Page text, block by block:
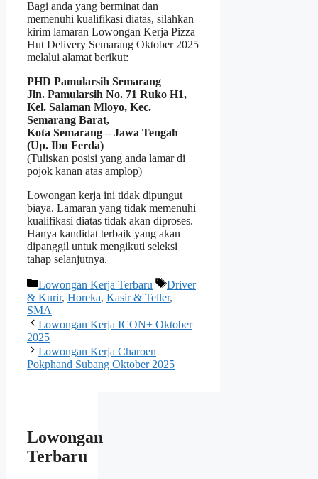
Bagi anda yang berminat dan
memenuhi kualifikasi diatas, silahkan
kirim lamaran Lowongan Kerja Pizza
Hut Delivery Semarang Oktober 2025
melalui alamat berikut:
PHD Pamularsih Semarang
Jln. Pamularsih No. 71 Ruko H1,
Kel. Salaman Mloyo, Kec.
Semarang Barat,
Kota Semarang – Jawa Tengah
(Up. Ibu Ferda)
(Tuliskan posisi yang anda lamar di
pojok kanan atas amplop)
Lowongan kerja ini tidak dipungut
biaya. Lamaran yang tidak memenuhi
kualifikasi diatas tidak akan diproses.
Hanya kandidat terbaik yang akan
dipanggil untuk mengikuti seleksi
tahap selanjutnya.
Kategori
Lowongan Kerja Terbaru Tag
Driver
& Kurir, Horeka, Kasir & Teller,
SMA
Lowongan Kerja ICON+ Oktober
2025
Lowongan Kerja Charoen
Pokphand Subang Oktober 2025
Lowongan
Terbaru